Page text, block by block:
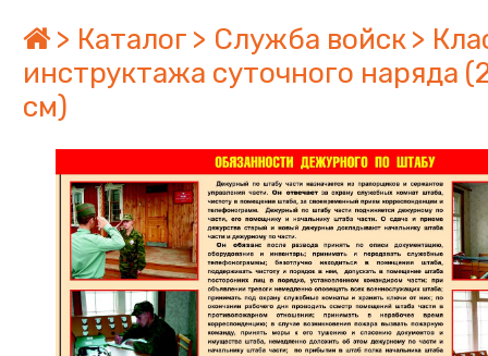
Каталог Служба войск
инструктажа суточного наряда
см)